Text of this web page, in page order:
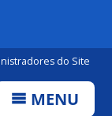
do Site
MENU